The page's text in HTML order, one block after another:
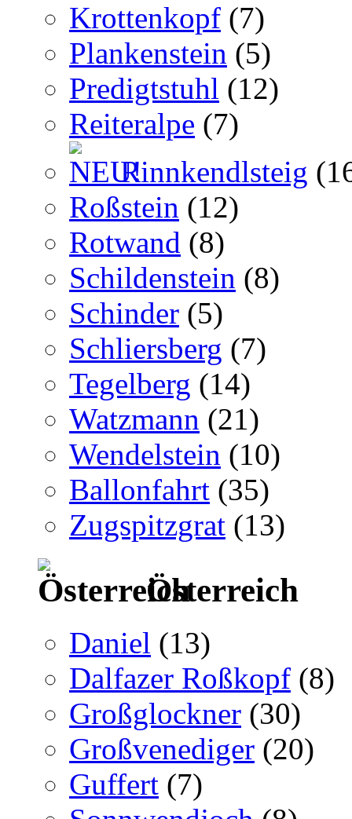
Krottenkopf (7)
Plankenstein (5)
Predigtstuhl (12)
Reiteralpe (7)
Rinnkendlsteig
Roßstein (12)
Rotwand (8)
Schildenstein (8)
Schinder (5)
Schliersberg (7)
Tegelberg (14)
Watzmann (21)
Wendelstein (10)
Ballonfahrt (35)
Zugspitzgrat (13)
Österreich
Daniel (13)
Dalfazer Roßkopf (8)
Großglockner (30)
Großvenediger (20)
Guffert (7)